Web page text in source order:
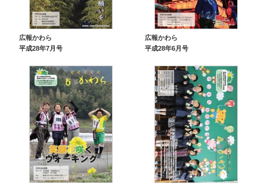
広報かわら
平成28年7月号
広報かわら
平成28年6月号